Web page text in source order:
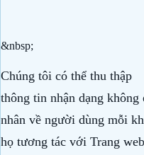
&nbsp;
Chúng tôi có thể thu thập
thông tin nhận dạng không
nhân về người dùng mỗi
họ tương tác với Trang web